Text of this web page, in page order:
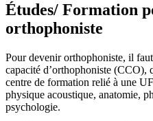
Études/ Formation
orthophoniste
Pour devenir orthophoniste, il
capacité d’orthophoniste (CCO),
centre de formation relié à une
physique acoustique, anatomie,
psychologie.